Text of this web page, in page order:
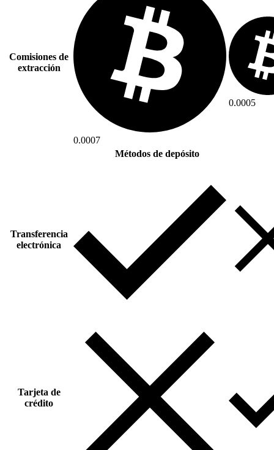
Comisiones de
extracción
0.0007
0.0005
Métodos de depósito
Transferencia
electrónica
Tarjeta de
crédito